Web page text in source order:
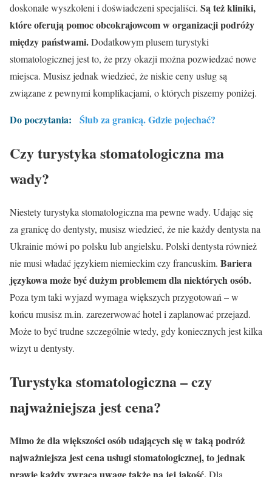
doskonale wyszkoleni i doświadczeni specjaliści. Są też kliniki,
które oferują pomoc obcokrajowcom w organizacji podróży
między państwami.Dodatkowym plusem turystyki
stomatologicznej jest to, że przy okazji można pozwiedzać nowe
miejsca. Musisz jednak wiedzieć, że niskie ceny usług są
związane z pewnymi komplikacjami, o których piszemy poniżej.
Do poczytania: Ślub za granicą. Gdzie pojechać?
Czy turystyka stomatologiczna ma
wady?
Niestety turystyka stomatologiczna ma pewne wady. Udając się
za granicę do dentysty, musisz wiedzieć, że nie każdy dentysta na
Ukrainie mówi po polsku lub angielsku. Polski dentysta również
nie musi władać językiem niemieckim czy francuskim. Bariera
językowa może być dużym problemem dla niektórych osób.
Poza tym taki wyjazd wymaga większych przygotowań – w
końcu musisz m.in. zarezerwować hotel i zaplanować przejazd.
Może to być trudne szczególnie wtedy, gdy koniecznych jest kilka
wizyt u dentysty.
Turystyka stomatologiczna – czy
najważniejsza jest cena?
Mimo że dla większości osób udających się w taką podróż
najważniejsza jest cena usługi stomatologicznej, to jednak
Dla